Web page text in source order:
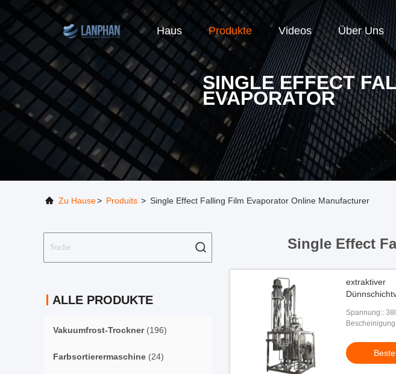
Haus Produkte Videos Über Uns
SINGLE EFFECT
EVAPORATOR
Zu Hause> Produits > Single Effect Falling Film Evaporator Online Manufacturer
ALLE PRODUKTE
Vakuumfrost-Trockner(196)
Farbsortierermaschine (24)
Single Effect
extraktiver
Spannung::